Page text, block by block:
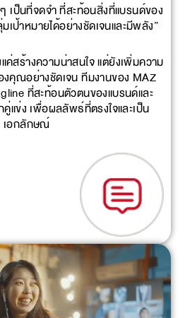
เป็นที่จดจำ ที่สะท้อนสิ่งที่แบรนด์ของ
ป้าหมายได้อย่างชัดเจนและมีพลัง”
ค่สร้างความน่าสนใจ แต่ยังเพิ่มความ
งคุณอย่างชัดเจน ทีมงานของ MAZ
ที่สะท้อนตัวตนของแบรนด์และ
แข่ง เพื่อผลลัพธ์ที่ตรงใจและเป็น
เอกลักษณ์